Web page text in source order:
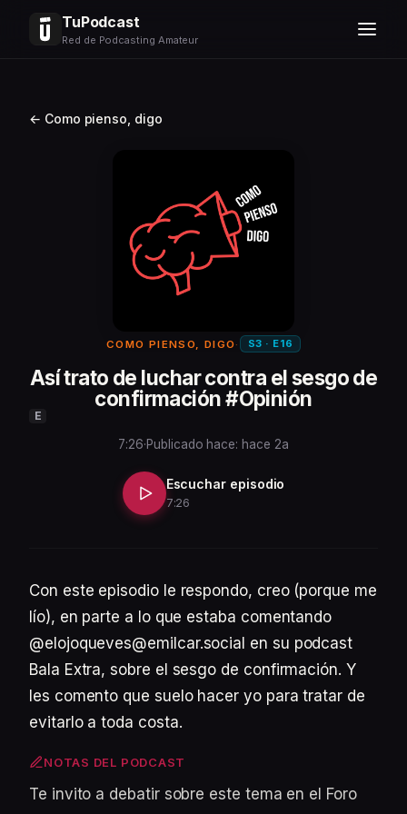
TuPodcast
Red de Podcasting Amateur
← Como pienso, digo
COMO PIENSO, DIGO · S3 · E16
Así trato de luchar contra el sesgo de
confirmación #Opinión
E
7:26·Publicado hace: hace 2a
Escuchar episodio
7:26
Con este episodio le respondo, creo (porque me
lío), en parte a lo que estaba comentando
@elojoqueves@emilcar.social en su podcast
Bala Extra, sobre el sesgo de confirmación. Y
les comento que suelo hacer yo para tratar de
evitarlo a toda costa.
NOTAS DEL PODCAST
Te invito a debatir sobre este tema en el Foro